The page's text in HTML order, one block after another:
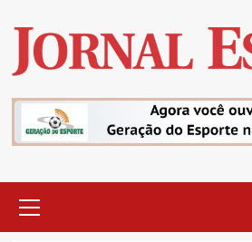
content
Menu